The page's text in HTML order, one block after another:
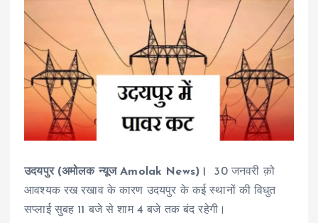
उदयपुर (अमोलक न्यूज Amolak News)।
30 जनवरी क़ो
आवश्यक रख रखाव के कारण उदयपुर के कई स्थानों की विधुत
सप्लाई सुबह 11 बजे से शाम 4 बजे तक बंद रहेगी।